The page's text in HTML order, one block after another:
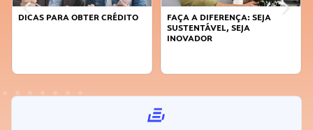
DICAS PARA OBTER CRÉDITO
FAÇA A DIFERENÇA: SEJA
SUSTENTÁVEL, SEJA
INOVADOR